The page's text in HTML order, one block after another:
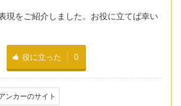
現をご紹介しました。お役に立てば幸い
役に立った 0
ンカーのサイト